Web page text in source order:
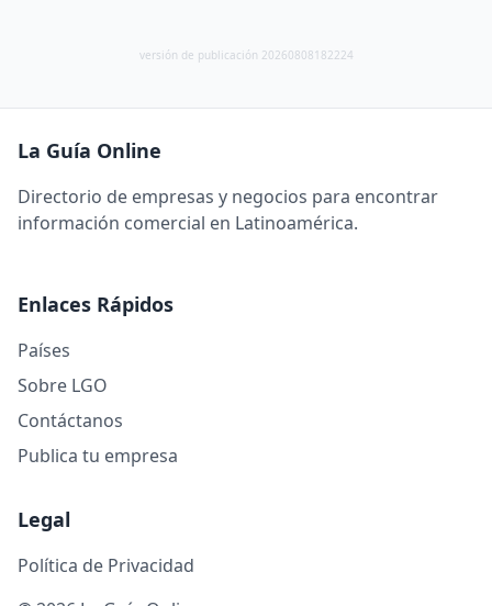
versión de publicación 20260808182224
La Guía Online
Directorio de empresas y negocios para encontrar
información comercial en Latinoamérica.
Enlaces Rápidos
Países
Sobre LGO
Contáctanos
Publica tu empresa
Legal
Política de Privacidad